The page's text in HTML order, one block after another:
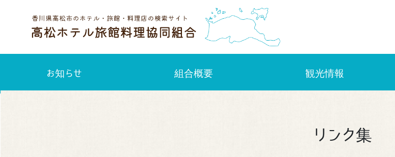
お知らせ 組合概要 観光情報
リンク集